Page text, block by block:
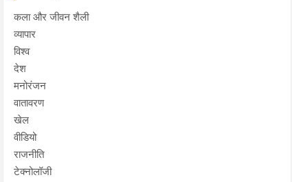
कला और जीवन शैली
व्यापार
विश्व
देश
मनोरंजन
वातावरण
खेल
वीडियो
राजनीति
टेक्नोलॉजी